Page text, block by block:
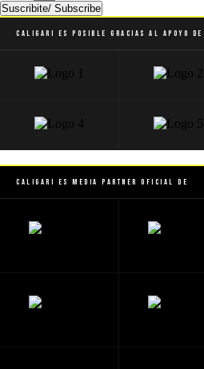
Suscribite/ Subscribe
Caligari es posible gracias al apoyo de
Caligari es Media Partner Oficial de